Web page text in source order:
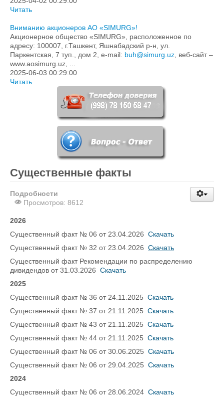
Читать
Вниманию акционеров АО «SIMURG»!
Акционерное общество «SIMURG», расположенное по
адресу: 100007, г.Ташкент, Яшнабадский р-н, ул.
Паркентская, 7 туп., дом 2, e-mail: buh@simurg.uz , веб-сайт –
www.aosimurg.uz, ...
2025-06-03 00:29:00
Читать
Существенные факты
Подробности
Просмотров: 8612
2026
Существенный факт № 06 от 23.04.2026 Скачать
Существенный факт № 32 от 23.04.2026 Скачать
Существенный факт Рекомендации по распределению
дивидендов от 31.03.2026 Скачать
2025
Существенный факт № 36 от 24.11.2025 Скачать
Существенный факт № 37 от 21.11.2025 Скачать
Существенный факт № 43 от 21.11.2025 Скачать
Существенный факт № 44 от 21.11.2025 Скачать
Существенный факт № 06 от 30.06.2025 Скачать
Существенный факт № 06 от 29.04.2025 Скачать
2024
Существенный факт № 06 от 28.06.2024 Скачать